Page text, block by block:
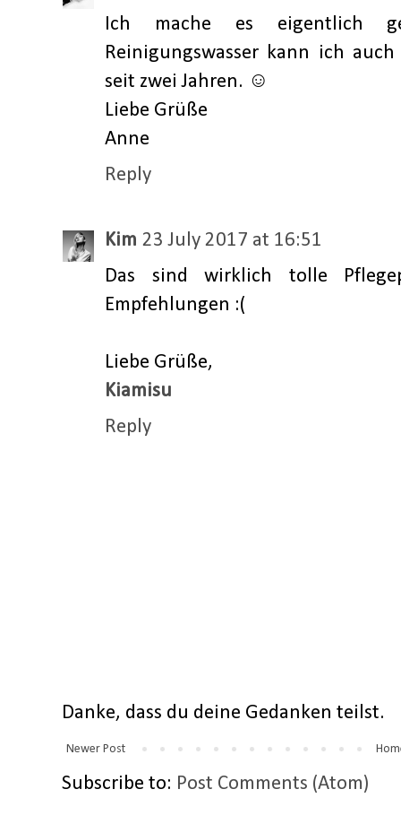
Ich mache es eigentlich
Reinigungswasser kann ich
seit zwei Jahren. ☺
Liebe Grüße
Anne
Reply
Kim 23 July 2017 at 16:51
Das sind wirklich tolle
Empfehlungen :(
Liebe Grüße,
Kiamisu
Reply
Danke, dass du deine Gedanken teilst.
Newer Post
Subscribe to: Post Comments (Atom)